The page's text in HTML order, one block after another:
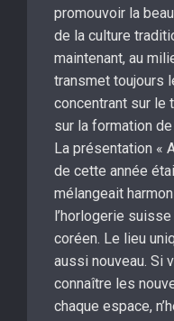
promouvoir la
de la culture
maintenant, au
transmet toujours
concentrant sur le
sur la formation
La présentation «
de cette année
mélangeait
l’horlogerie
coréen. Le lieu
aussi nouveau. Si
connaître les
chaque espace,